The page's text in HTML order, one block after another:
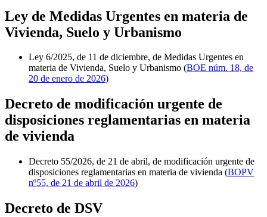
Ley de Medidas Urgentes en materia de
Vivienda, Suelo y Urbanismo
Ley 6/2025, de 11 de diciembre, de Medidas Urgentes en
materia de Vivienda, Suelo y Urbanismo (BOE núm. 18, de
20 de enero de 2026)
Decreto de modificación urgente de
disposiciones reglamentarias en materia
de vivienda
Decreto 55/2026, de 21 de abril, de modificación urgente de
disposiciones reglamentarias en materia de vivienda (BOPV
nº55, de 21 de abril de 2026)
Decreto de DSV